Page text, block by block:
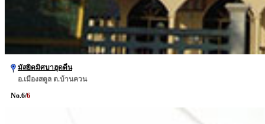
มัสยิดมิศบาฮุดดีน
อ.เมืองสตูล ต.บ้านควน
No.6/6